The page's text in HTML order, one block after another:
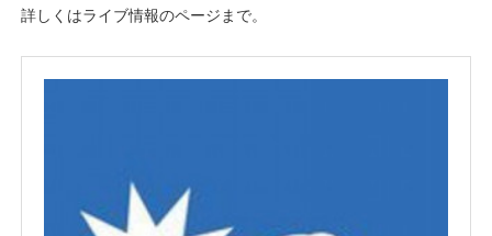
詳しくはライブ情報のページまで。